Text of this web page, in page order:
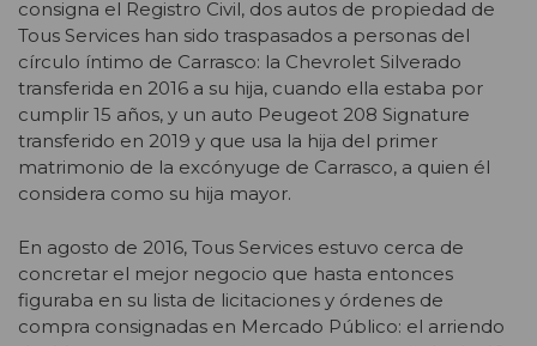
consigna el Registro Civil, dos autos de propiedad de
Tous Services han sido traspasados a personas del
círculo íntimo de Carrasco: la Chevrolet Silverado
transferida en 2016 a su hija, cuando ella estaba por
cumplir 15 años, y un auto Peugeot 208 Signature
transferido en 2019 y que usa la hija del primer
matrimonio de la excónyuge de Carrasco, a quien él
considera como su hija mayor.
En agosto de 2016, Tous Services estuvo cerca de
concretar el mejor negocio que hasta entonces
figuraba en su lista de licitaciones y órdenes de
compra consignadas en Mercado Público: el arriendo